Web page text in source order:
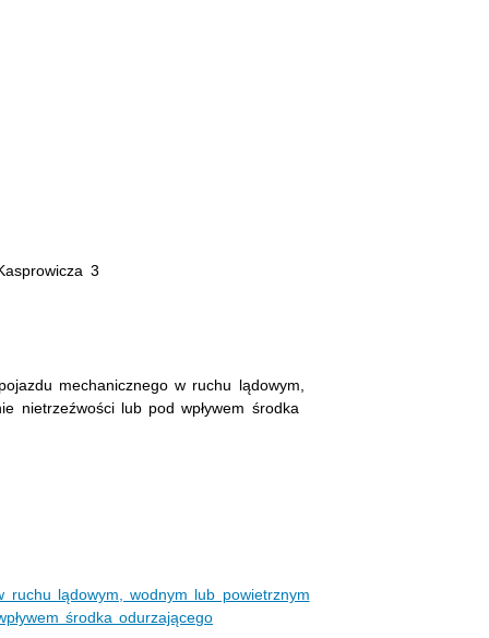
3
mechanicznego w ruchu lądowym,
nietrzeźwości lub pod wpływem środka
lądowym, wodnym lub powietrznym
środka odurzającego